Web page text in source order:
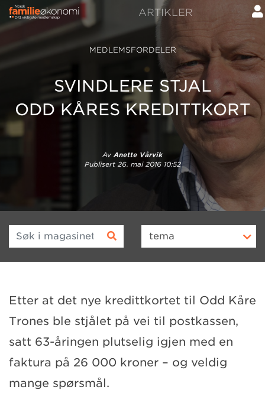
ARTIKLER
MEDLEMSFORDELER
SVINDLERE STJAL
ODD KÅRES KREDITTKORT
Av Anette Vårvik
Publisert 26. mai 2016 10:52
Søk i magasinet tema
Etter at det nye kredittkortet til Odd Kåre
Trones ble stjålet på vei til postkassen,
satt 63-åringen plutselig igjen med en
faktura på 26 000 kroner – og veldig
mange spørsmål.